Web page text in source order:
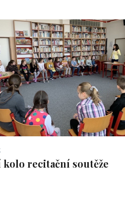
kolo recitační soutěže